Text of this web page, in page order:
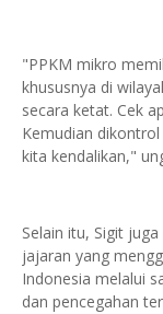
"PPKM mikro
khususnya di
secara ketat. Cek
Kemudian
kita kendalikan,"
Selain itu, Sigit
jajaran yang
Indonesia melalui
dan pencegahan